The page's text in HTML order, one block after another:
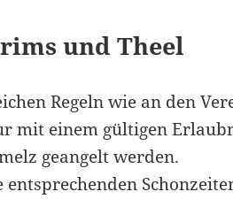
und Theel
Regeln wie an den
mit einem gültigen
geangelt werden.